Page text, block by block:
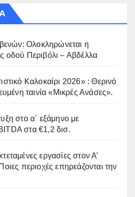
Ολοκληρώνεται η
οδού Περιβόλι – Αβδέλλα
Καλοκαίρι 2026» : Θερινό
ταινία «Μικρές Ανάσες».
στο α΄ εξάμηνο με
στα €1,2 δισ.
εργασίες στον Α’
περιοχές επηρεάζονται την